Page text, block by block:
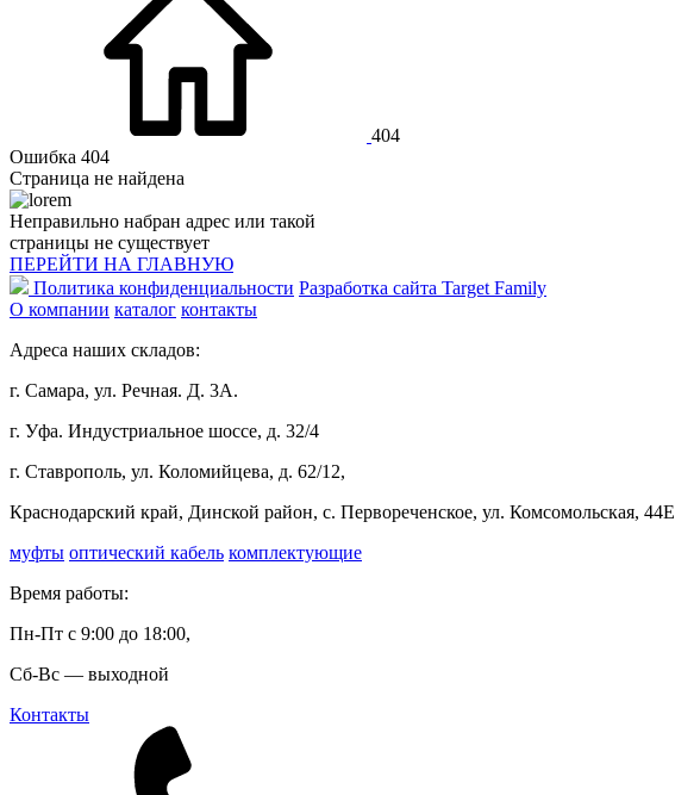
404
Ошибка 404
Страница не найдена
Неправильно набран адрес или такой
страницы не существует
ПЕРЕЙТИ НА ГЛАВНУЮ
Политика конфиденциальности Разработка сайта Target Family
О компании каталог контакты
Адреса наших складов:
г. Самара, ул. Речная. Д. 3А.
г. Уфа. Индустриальное шоссе, д. 32/4
г. Ставрополь, ул. Коломийцева, д. 62/12,
Краснодарский край, Динской район, с. Первореченское, ул. Комсомольская, 44Е
муфты оптический кабель комплектующие
Время работы:
Пн-Пт с 9:00 до 18:00,
Сб-Вс — выходной
Контакты